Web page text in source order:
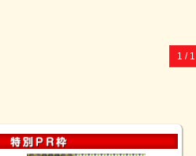
1 / 1